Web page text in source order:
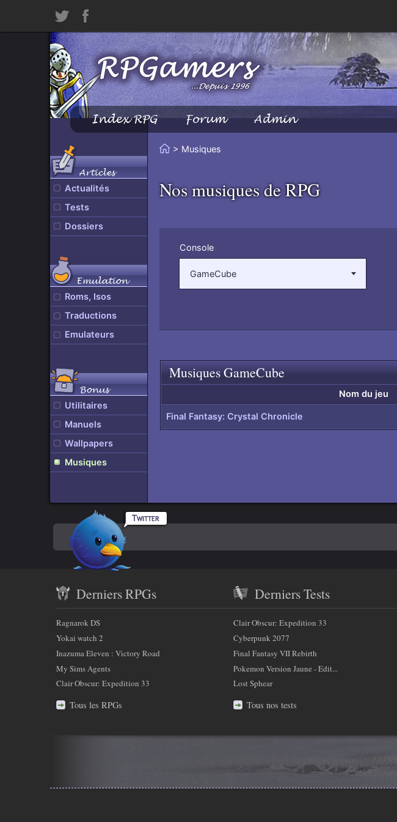
Twitter
Facebook
Index RPG Forum Admin
Menu
Principal
Articles
Actualités
Tests
Dossiers
Emulation
Roms, Isos
Traductions
Emulateurs
Bonus
Utilitaires
Manuels
Wallpapers
Musiques
Vous
:
Accueil
> Musiques
Nos musiques de RPG
Console
GameCube
Remonter
en
de
Musiques GameCube
Nom du jeu
Final Fantasy: Crystal Chronicle
En
savoir
plus
sur
nous
Rpgamers
sur
Twitter
récent
et
partenaires
Derniers RPGs
Ragnarok DS
Yokai watch 2
Inazuma Eleven : Victory Road
My Sims Agents
Clair Obscur: Expedition 33
Tous les RPGs
Derniers Tests
Clair Obscur: Expedition 33
Cyberpunk 2077
Final Fantasy VII Rebirth
Pokemon Version Jaune - Edit...
Lost Sphear
Tous nos tests